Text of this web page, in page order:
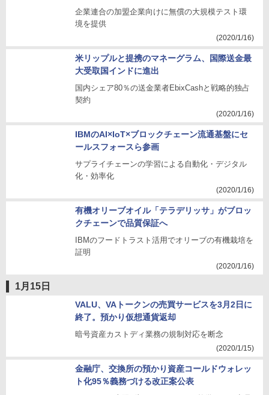
企業連合の加盟企業向けに無償の大規模テスト環
境を提供
(2020/1/16)
米リップルと提携のマネーグラム、国際送金最
大受取国インドに進出
国内シェア80％の送金業者EbixCashと戦略的独占
契約
(2020/1/16)
IBMのAI×IoT×ブロックチェーン流通基盤にセ
ールスフォースら参画
サプライチェーンの学習による自動化・デジタル
化・効率化
(2020/1/16)
有機オリーブオイル「テラデリッサ」がブロッ
クチェーンで品質保証へ
IBMのフードトラスト活用でオリーブの有機栽培を
証明
(2020/1/16)
1月15日
VALU、VAトークンの売買サービスを3月2日に
終了。預かり仮想通貨返却
暗号資産カストディ業務の規制対応を断念
(2020/1/15)
金融庁、交換所の預かり資産コールドウォレッ
ト化95％義務づける改正案公表